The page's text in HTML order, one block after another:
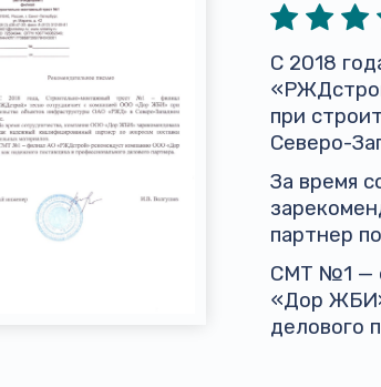
С 2018
при
Северо-
За время
партнер
СМТ №1 —
«Дор
делового